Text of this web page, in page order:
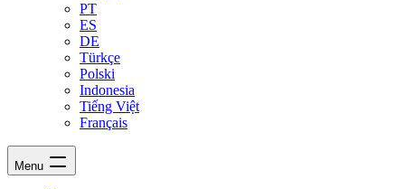
PT
ES
DE
Türkçe
Polski
Indonesia
Tiếng Việt
Français
Menu